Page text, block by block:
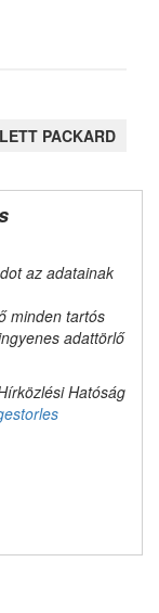
PACKARD
az adatainak
minden tartós
adattörlő
Hatóság